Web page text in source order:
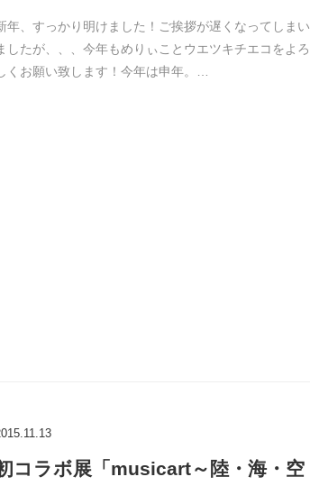
年、すっかり明けました！ご挨拶が遅くなってしまい
したが、、、今年もめりぃことウエツキチエコをよろ
くお願い致します！今年は申年。…
コラボ展「musicart～陸・海・空